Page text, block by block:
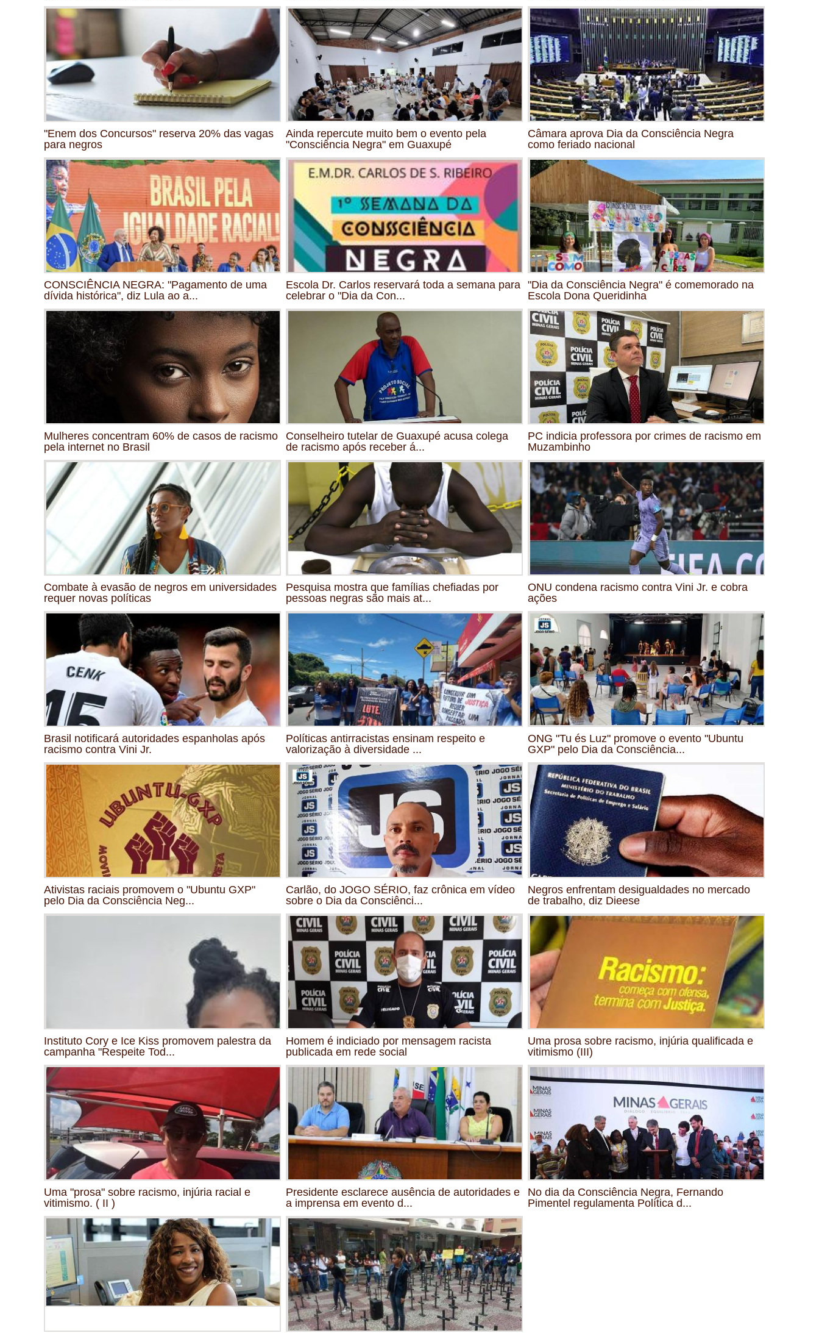
"Enem dos Concursos" reserva 20% das vagas
para negros
Ainda repercute muito bem o evento pela
"Consciência Negra" em Guaxupé
Câmara aprova Dia da Consciência Negra
como feriado nacional
CONSCIÊNCIA NEGRA: "Pagamento de uma
dívida histórica", diz Lula ao a...
Escola Dr. Carlos reservará toda a semana para
celebrar o "Dia da Con...
"Dia da Consciência Negra" é comemorado na
Escola Dona Queridinha
Mulheres concentram 60% de casos de racismo
pela internet no Brasil
Conselheiro tutelar de Guaxupé acusa colega
de racismo após receber á...
PC indicia professora por crimes de racismo em
Muzambinho
Combate à evasão de negros em universidades
requer novas políticas
Pesquisa mostra que famílias chefiadas por
pessoas negras são mais at...
ONU condena racismo contra Vini Jr. e cobra
ações
Brasil notificará autoridades espanholas após
racismo contra Vini Jr.
Políticas antirracistas ensinam respeito e
valorização à diversidade ...
ONG "Tu és Luz" promove o evento "Ubuntu
GXP" pelo Dia da Consciência...
Ativistas raciais promovem o "Ubuntu GXP"
pelo Dia da Consciência Neg...
Carlão, do JOGO SÉRIO, faz crônica em vídeo
sobre o Dia da Consciênci...
Negros enfrentam desigualdades no mercado
de trabalho, diz Dieese
Instituto Cory e Ice Kiss promovem palestra da
campanha "Respeite Tod...
Homem é indiciado por mensagem racista
publicada em rede social
Uma prosa sobre racismo, injúria qualificada e
vitimismo (III)
Uma "prosa" sobre racismo, injúria racial e
vitimismo. ( II )
Presidente esclarece ausência de autoridades e
a imprensa em evento d...
No dia da Consciência Negra, Fernando
Pimentel regulamenta Política d...